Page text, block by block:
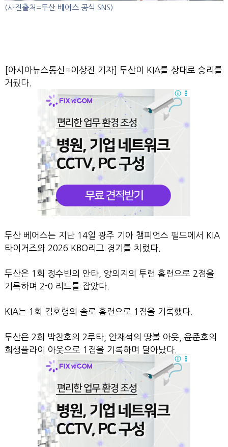
(사진출처=두산 베어스 공식 SNS)
[아시아뉴스통신=이상진 기자] 두산이 KIA를 상대로 승리를
거뒀다.
두산 베어스는 지난 14일 광주 기아 챔피언스 필드에서 KIA
타이거즈와 2026 KBO리그 경기를 치렀다.
두산은 1회 정수빈의 안타, 양의지의 투런 홈런으로 2점을
기록하며 2-0 리드를 잡았다.
KIA는 1회 김호령의 솔로 홈런으로 1점을 기록했다.
두산은 2회 박찬호의 2루타, 안재석의 땅볼 아웃, 윤준호의
희생플라이 아웃으로 1점을 기록하며 달아났다.